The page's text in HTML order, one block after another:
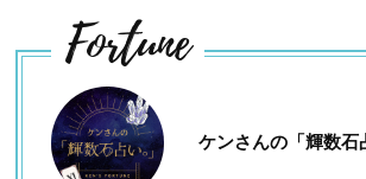
Fortune
ケンさんの「輝数石